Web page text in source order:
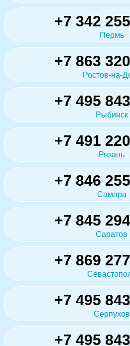
+7 342
Пермь
+7 863
Ростов-на-
+7 495
Рыбинск
+7 491
Рязань
+7 846
Самара
+7 845
Саратов
+7 869
+7 495
Серпухов
+7 495